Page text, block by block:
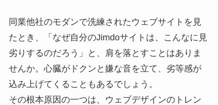
同業他社のモダンで洗練されたウェブサイトを見
たとき、「なぜ自分のJimdoサイトは、こんなに見
劣りするのだろう」と、肩を落とすことはありま
せんか。心臓がドクンと嫌な音を立て、劣等感が
込み上げてくることもあるでしょう。
その根本原因の一つは、ウェブデザインのトレン